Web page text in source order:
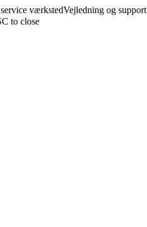
værkstedVejledning og support
to close